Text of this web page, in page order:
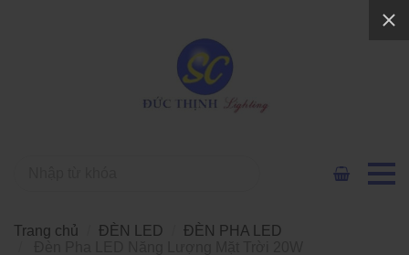
Trang chủ ĐÈN LED
ĐÈN PHA LED